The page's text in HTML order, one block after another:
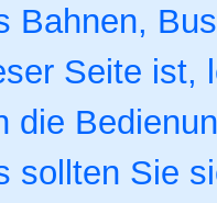
Bahnen,
Seite
die
sollten Sie